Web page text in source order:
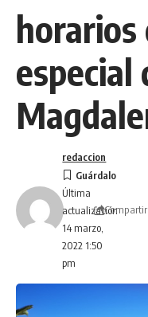
horarios
especial
Última
actualización
14 marzo,
2022 1:50
pm
redaccion
Compartir